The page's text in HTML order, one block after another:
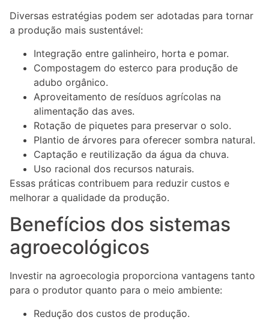
Diversas estratégias podem ser adotadas para tornar
a produção mais sustentável:
Integração entre galinheiro, horta e pomar.
Compostagem do esterco para produção de
adubo orgânico.
Aproveitamento de resíduos agrícolas na
alimentação das aves.
Rotação de piquetes para preservar o solo.
Plantio de árvores para oferecer sombra natural.
Captação e reutilização da água da chuva.
Uso racional dos recursos naturais.
Essas práticas contribuem para reduzir custos e
melhorar a qualidade da produção.
Benefícios dos sistemas
agroecológicos
Investir na agroecologia proporciona vantagens tanto
para o produtor quanto para o meio ambiente:
Redução dos custos de produção.